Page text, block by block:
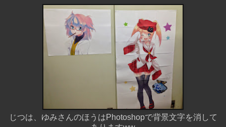
じつは、ゆみさんのほうはPhotoshopで背景文字を消して